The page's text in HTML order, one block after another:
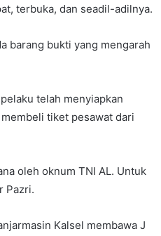
terbuka, dan seadil-adilnya.
barang bukti yang mengarah
telah menyiapkan
tiket pesawat dari
oleh oknum TNI AL. Untuk
Pazri.
Kalsel membawa J